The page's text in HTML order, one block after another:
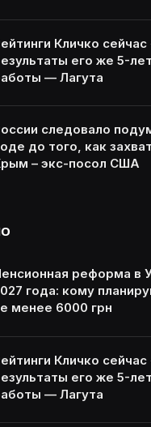
Кличко
его же 5-
— Лагута
следовало
до того, как
– экс-посол США
реформа в
года: кому
менее 6000 грн
Кличко
его же 5-
— Лагута